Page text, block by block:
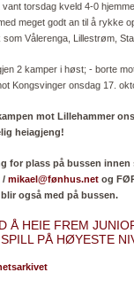
vant torsdag kveld 4-0
meget godt an til å rykke
som Vålerenga, Lillestrøm,
2 kamper i høst; - borte
Kongsvinger onsdag 17.
mot Lillehammer
heiagjeng!
for plass på bussen
/ mikael@fønhus.net og
også med på bussen.
Å HEIE FREM
PÅ HØYESTE